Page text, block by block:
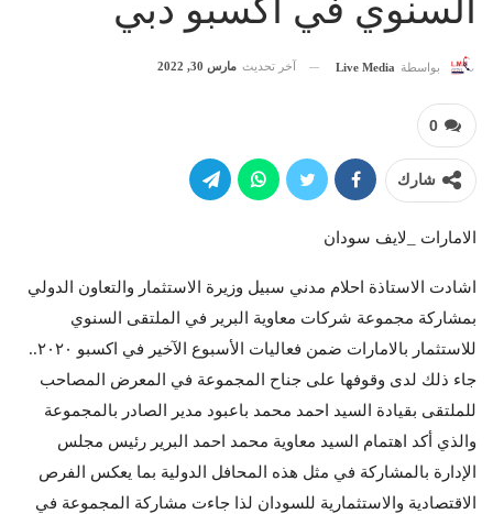
السنوي في اكسبو دبي
بواسطة Live Media آخر تحديث مارس 30, 2022
0
شارك
الامارات _لايف سودان
اشادت الاستاذة احلام مدني سبيل وزيرة الاستثمار والتعاون الدولي
بمشاركة مجموعة شركات معاوية البرير في الملتقى السنوي
للاستثمار بالامارات ضمن فعاليات الأسبوع الآخير في اكسبو ٢٠٢٠..
جاء ذلك لدى وقوفها على جناح المجموعة في المعرض المصاحب
للملتقى بقيادة السيد احمد محمد باعبود مدير الصادر بالمجموعة
والذي أكد اهتمام السيد معاوية محمد احمد البرير رئيس مجلس
الإدارة بالمشاركة في مثل هذه المحافل الدولية بما يعكس الفرص
الاقتصادية والاستثمارية للسودان لذا جاءت مشاركة المجموعة في